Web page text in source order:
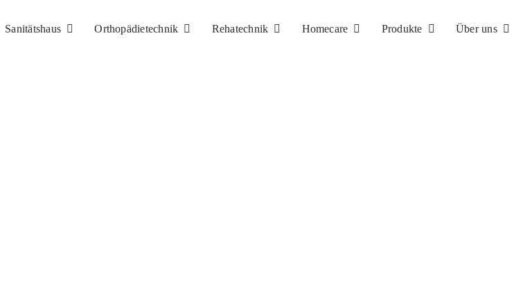
Sanitätshaus Orthopädietechnik Rehatechnik Homecare Produkte Über uns